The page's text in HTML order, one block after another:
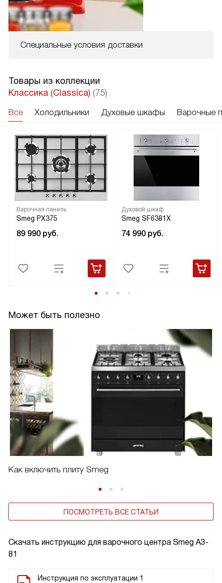
Скачать инструкцию для варочного центра Smeg A3-
81
Инструкция по эксплуатации 1
Специальные условия доставки
Товары из коллекции
Классика (Classica) (75)
Все Холодильники Духовые шкафы Варочные
Варочная панель
Smeg PX375
89 990 руб.
Духовой шкаф
Smeg SF6381X
74 990 руб.
Может быть полезно
Как включить плиту Smeg
ПОСМОТРЕТЬ ВСЕ СТАТЬИ